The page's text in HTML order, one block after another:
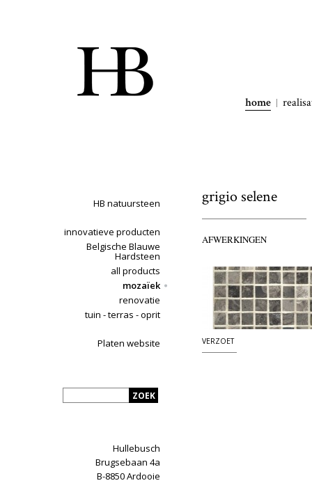
home
HB natuursteen
innovatieve producten
Belgische Blauwe
Hardsteen
all products
mozaïek
renovatie
tuin - terras - oprit
Platen website
Hullebusch
Brugsebaan 4a
B-8850 Ardooie
grigio selene
AFWERKINGEN
VERZOET